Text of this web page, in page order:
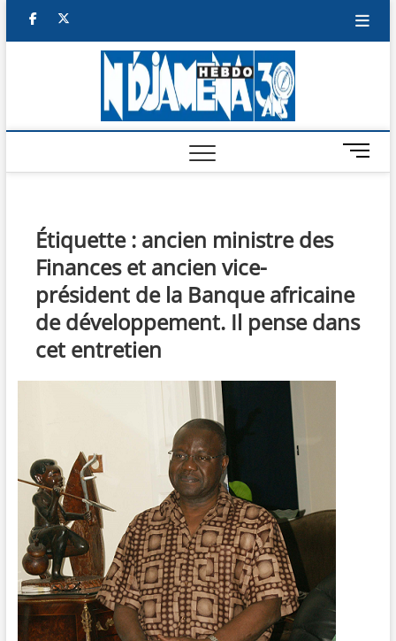
facebook
M
e
o
n
Étiquette : ancien ministre des
Finances et ancien vice-
président de la Banque africaine
de développement. Il pense dans
cet entretien